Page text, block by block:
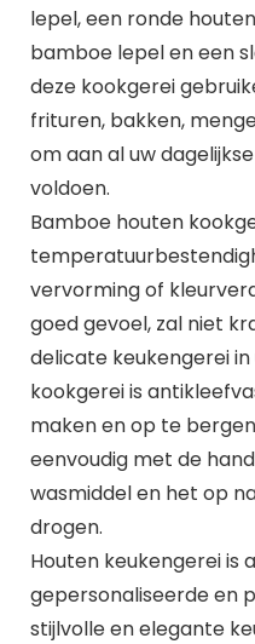
lepel, een ronde
bamboe lepel en een
deze kookgerei
frituren, bakken,
om aan al uw
voldoen.
Bamboe houten
vervorming of
goed gevoel, zal niet
delicate keukengerei
kookgerei is
maken en op te
eenvoudig met de
wasmiddel en het op
drogen.
Houten keukengerei is
gepersonaliseerde en
stijlvolle en elegante